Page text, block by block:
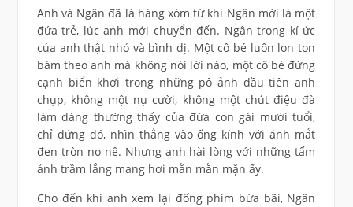
Anh và Ngân đã là hàng xóm từ khi Ngân mới là một
đứa trẻ, lúc anh mới chuyển đến. Ngân trong kí ức
của anh thật nhỏ và bình dị. Một cô bé luôn lon ton
bám theo anh mà không nói lời nào, một cô bé đứng
cạnh biển khơi trong những pô ảnh đầu tiên anh
chụp, không một nụ cười, không một chút điệu đà
làm dáng thường thấy của đứa con gái mười tuổi,
chỉ đứng đó, nhìn thẳng vào ống kính với ánh mắt
đen tròn no nê. Nhưng anh hài lòng với những tấm
ảnh trầm lắng mang hơi mằn mằn mặn ấy.
Cho đến khi anh xem lại đống phim bừa bãi, Ngân